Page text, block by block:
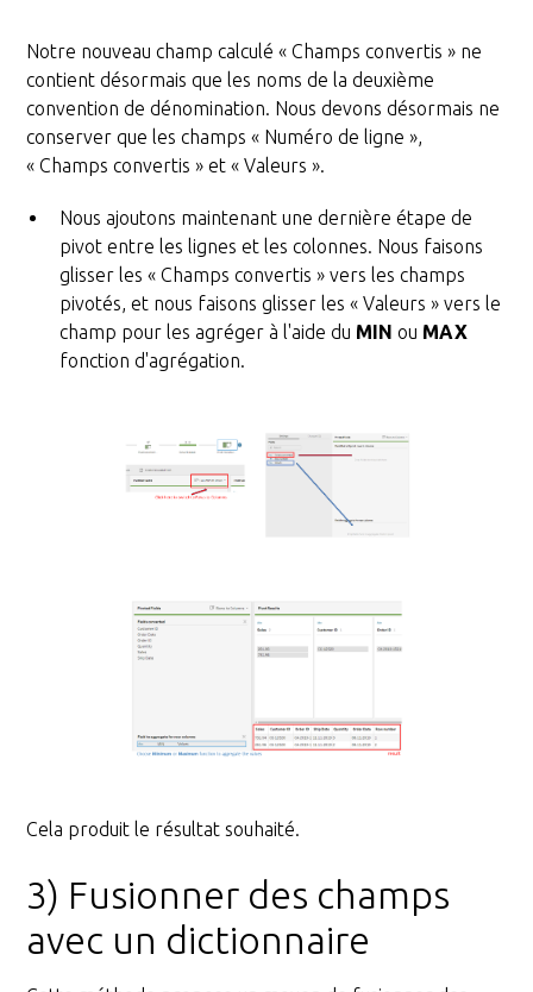
Notre nouveau champ calculé « Champs convertis » ne
contient désormais que les noms de la deuxième
convention de dénomination. Nous devons désormais ne
conserver que les champs « Numéro de ligne »,
« Champs convertis » et « Valeurs ».
Nous ajoutons maintenant une dernière étape de
pivot entre les lignes et les colonnes. Nous faisons
glisser les « Champs convertis » vers les champs
pivotés, et nous faisons glisser les « Valeurs » vers le
champ pour les agréger à l'aide du MIN ou MAX
fonction d'agrégation.
Cela produit le résultat souhaité.
3) Fusionner des champs
avec un dictionnaire